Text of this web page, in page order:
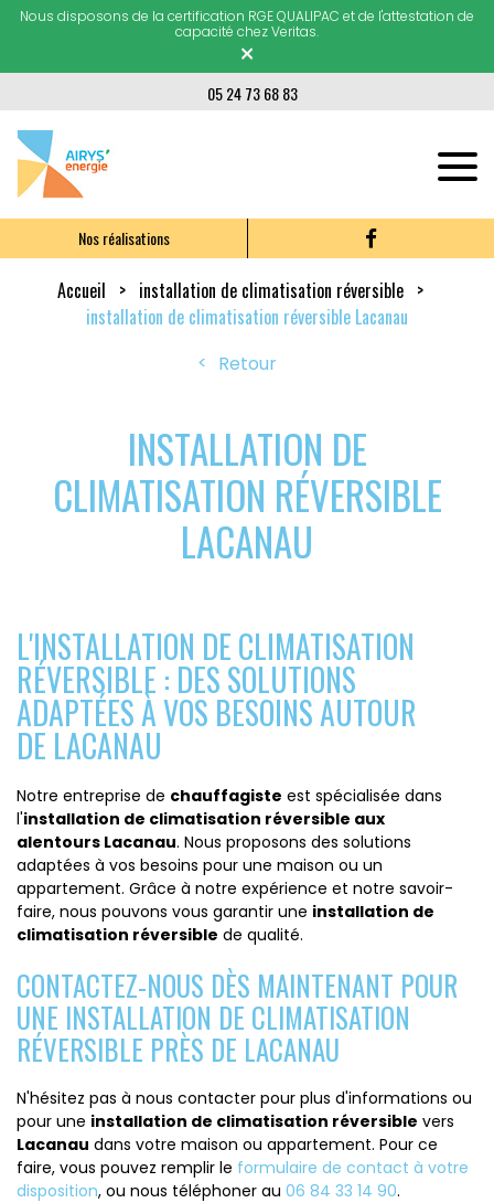
Nous disposons de la certification RGE QUALIPAC et de l'attestation de
capacité chez Veritas.
×
05 24 73 68 83
Nos réalisations
Accueil
installation de climatisation réversible
installation de climatisation réversible Lacanau
Retour
INSTALLATION DE
CLIMATISATION RÉVERSIBLE
LACANAU
L'INSTALLATION DE CLIMATISATION
RÉVERSIBLE : DES SOLUTIONS
ADAPTÉES À VOS BESOINS AUTOUR
DE LACANAU
Notre entreprise de chauffagiste est spécialisée dans
l'installation de climatisation réversible aux
alentours Lacanau. Nous proposons des solutions
adaptées à vos besoins pour une maison ou un
appartement. Grâce à notre expérience et notre savoir-
faire, nous pouvons vous garantir une installation de
climatisation réversible de qualité.
CONTACTEZ-NOUS DÈS MAINTENANT POUR
UNE INSTALLATION DE CLIMATISATION
RÉVERSIBLE PRÈS DE LACANAU
N'hésitez pas à nous contacter pour plus d'informations ou
pour une installation de climatisation réversible vers
Lacanau dans votre maison ou appartement. Pour ce
faire, vous pouvez remplir le formulaire de contact à votre
disposition, ou nous téléphoner au 06 84 33 14 90.